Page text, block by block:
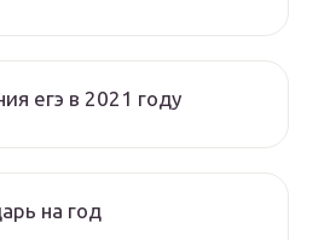
егэ в 2021 году
на год